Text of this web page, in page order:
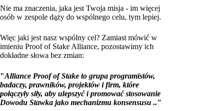
Nie ma znaczenia, jaka jest Twoja misja - im więcej
osób w zespole dąży do wspólnego celu, tym lepiej.
Więc jaki jest nasz wspólny cel? Zamiast mówić w
imieniu Proof of Stake Alliance, pozostawimy ich
dokładne słowa bez zmian:
"Alliance Proof of Stake to grupa programistów,
badaczy, prawników, projektów i firm, które
połączyły siły, aby ulepszyć i promować stosowanie
Dowodu Stawka jako mechanizmu konsensusu .."